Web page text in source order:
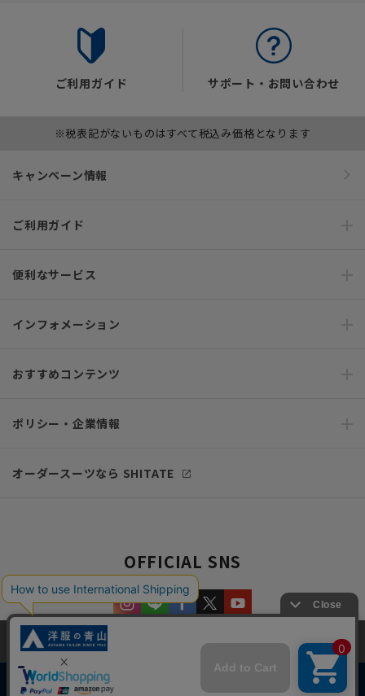
ご利用ガイド サポート・お問い合わせ
※税表記がないものはすべて税込み価格となります
キャンペーン情報
ご利用ガイド
便利なサービス
インフォメーション
おすすめコンテンツ
ポリシー・企業情報
オーダースーツなら SHITATE
OFFICIAL SNS
当サイトでは、快適な閲覧体験とコンテンツ改善のためにCookieを使用
しています。閲覧を続けることで、Cookieの使用に同意したものとみな